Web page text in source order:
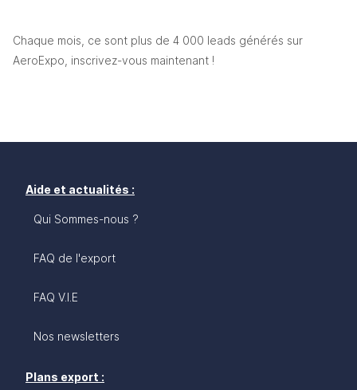
Chaque mois, ce sont plus de 4 000 leads générés sur
AeroExpo, inscrivez-vous maintenant !
Aide et actualités :
Qui Sommes-nous ?
FAQ de l'export
FAQ V.I.E
Nos newsletters
Plans export :